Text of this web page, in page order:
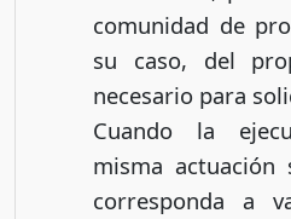
comunidad de
su caso, del
necesario para
Cuando la
misma actuación
corresponda a